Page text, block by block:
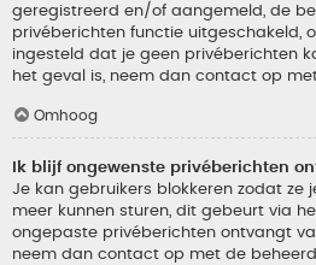
geregistreerd en/of aangemeld, de
privéberichten functie uitgeschakeld,
ingesteld dat je geen privéberichten
het geval is, neem dan contact op
Omhoog
Ik blijf ongewenste privéberichten
Je kan gebruikers blokkeren zodat ze
meer kunnen sturen, dit gebeurt via
ongepaste privéberichten ontvangt
neem dan contact op met de